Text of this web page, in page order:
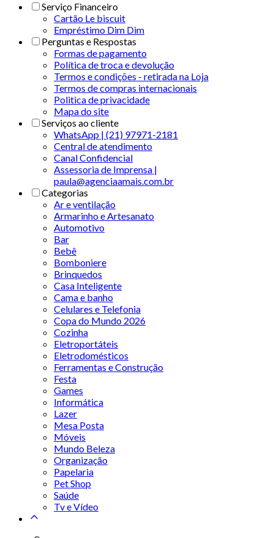
Serviço Financeiro
Cartão Le biscuit
Empréstimo Dim Dim
Perguntas e Respostas
Formas de pagamento
Política de troca e devolução
Termos e condições - retirada na Loja
Termos de compras internacionais
Politica de privacidade
Mapa do site
Serviços ao cliente
WhatsApp | (21) 97971-2181
Central de atendimento
Canal Confidencial
Assessoria de Imprensa |
paula@agenciaamais.com.br
Categorias
Ar e ventilação
Armarinho e Artesanato
Automotivo
Bar
Bebê
Bomboniere
Brinquedos
Casa Inteligente
Cama e banho
Celulares e Telefonia
Copa do Mundo 2026
Cozinha
Eletroportáteis
Eletrodomésticos
Ferramentas e Construção
Festa
Games
Informática
Lazer
Mesa Posta
Móveis
Mundo Beleza
Organização
Papelaria
Pet Shop
Saúde
Tv e Vídeo